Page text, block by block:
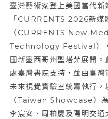
臺灣藝術家登上美國當代新
「CURRENTS 2026新媒
（CURRENTS New
Technology Festival），
國新墨西哥州聖塔菲展開
處臺灣書院支持，並由臺
未來視覺實驗室統籌執行，
（Taiwan Showcase）為
李宸安、周柏慶及陽明交